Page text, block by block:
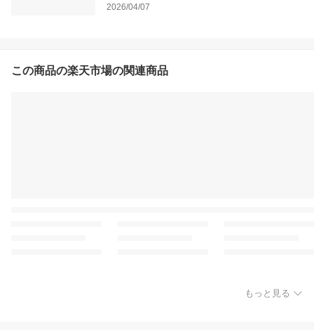
2026/04/07
この商品の楽天市場の関連商品
もっと見る